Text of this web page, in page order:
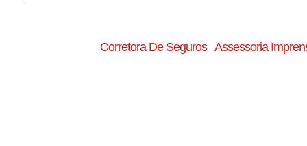
Corretora De Seguros Assessoria